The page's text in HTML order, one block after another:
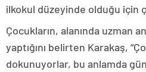
ilkokul düzeyinde olduğu için
Çocukların, alanında uzman
yaptığını belirten Karakaş,
dokunuyorlar, bu anlamda